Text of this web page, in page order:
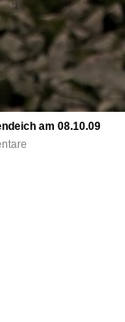
am 08.10.09